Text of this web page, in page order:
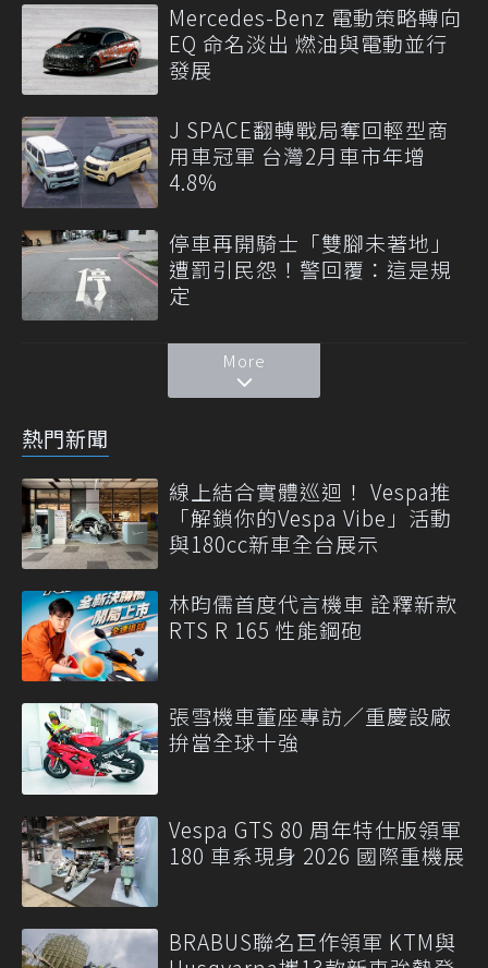
Mercedes-Benz 電動策略轉向
EQ 命名淡出 燃油與電動並行
發展
J SPACE翻轉戰局奪回輕型商
用車冠軍 台灣2月車市年增
4.8%
停車再開騎士「雙腳未著地」
遭罰引民怨！警回覆：這是規
定
More
熱門新聞
線上結合實體巡迴！ Vespa推
「解鎖你的Vespa Vibe」活動
與180cc新車全台展示
林昀儒首度代言機車 詮釋新款
RTS R 165 性能鋼砲
張雪機車董座專訪／重慶設廠
拚當全球十強
Vespa GTS 80 周年特仕版領軍
180 車系現身 2026 國際重機展
BRABUS聯名巨作領軍 KTM與